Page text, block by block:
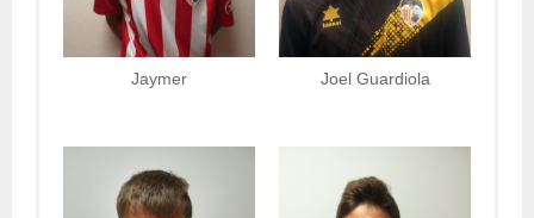
Jaymer Joel Guardiola